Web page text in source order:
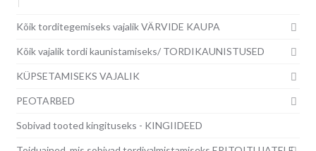
Kõik torditegemiseks vajalik VÄRVIDE KAUPA
Kõik vajalik tordi kaunistamiseks/ TORDIKAUNISTUSED
KÜPSETAMISEKS VAJALIK
PEOTARBED
Sobivad tooted kingituseks - KINGIIDEED